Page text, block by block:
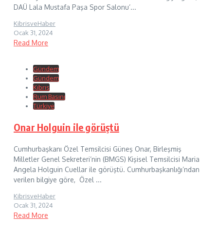
DAÜ Lala Mustafa Paşa Spor Salonu’...
KibrisveHaber
Ocak 31, 2024
Read More
Gündem
Gündem
Kıbrıs
Rum Basını
Türkiye
Onar Holguin ile görüştü
Cumhurbaşkanı Özel Temsilcisi Güneş Onar, Birleşmiş
Milletler Genel Sekreteri’nin (BMGS) Kişisel Temsilcisi Maria
Angela Holguin Cuellar ile görüştü. Cumhurbaşkanlığı’ndan
verilen bilgiye göre, Özel ...
KibrisveHaber
Ocak 31, 2024
Read More